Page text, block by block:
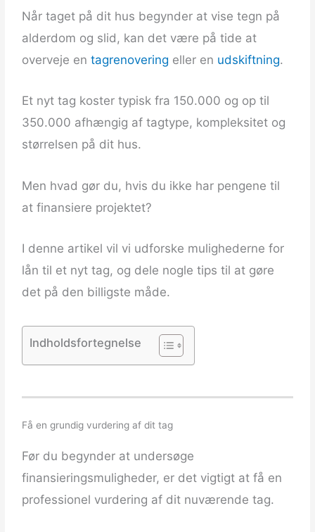
Når taget på dit hus begynder at vise tegn på
alderdom og slid, kan det være på tide at
overveje entagrenovering eller en udskiftning.
Et nyt tag koster typisk fra 150.000 og op til
350.000 afhængig af tagtype, kompleksitet og
størrelsen på dit hus.
Men hvad gør du, hvis du ikke har pengene til
at finansiere projektet?
I denne artikel vil vi udforske mulighederne for
lån til et nyt tag, og dele nogle tips til at gøre
det på den billigste måde.
Indholdsfortegnelse
Få en grundig vurdering af dit tag
Før du begynder at undersøge
finansieringsmuligheder, er det vigtigt at få en
professionel vurdering af dit nuværende tag.